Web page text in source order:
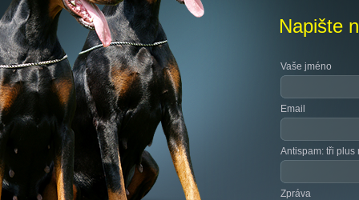
Napište
Vaše jméno
Email
Antispam: tři plus
Zpráva